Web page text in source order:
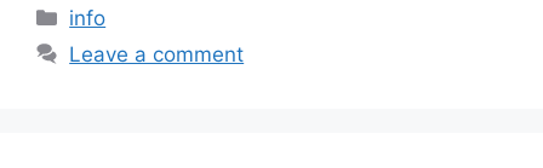
Categories
info
Leave a comment